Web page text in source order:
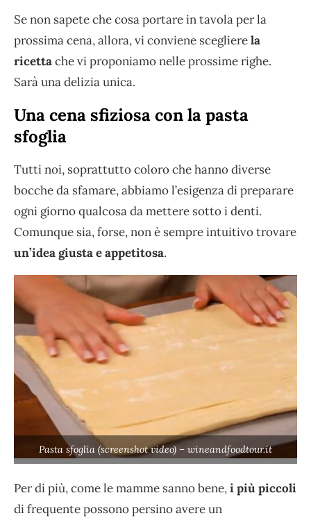
Se non sapete che cosa portare in tavola per la
prossima cena, allora, vi conviene sceglierela
ricettache vi proponiamo nelle prossime righe.
Sarà una delizia unica.
Una cena sfiziosa con la pasta
sfoglia
Tutti noi, soprattutto coloro che hanno diverse
bocche da sfamare, abbiamo l’esigenza di preparare
ogni giorno qualcosa da mettere sotto i denti.
Comunque sia, forse, non è sempre intuitivo trovare
un’idea giusta e appetitosa.
Pasta sfoglia (screenshot video) – wineandfoodtour.it
Per di più, come le mamme sanno bene,i più piccoli
di frequente possono persino avere un